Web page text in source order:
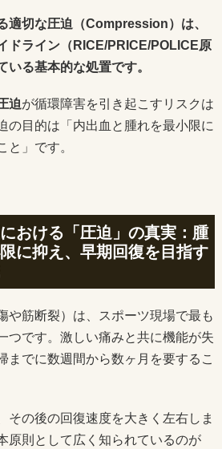
適切な圧迫（Compression）は、
ドライン（RICE/PRICE/POLICE原
いる基本的な処置です。
迫が循環障害を引き起こすリスクは
の目的は「内出血と腫れを最小限に
と」です。
おける「圧迫」の真実：腫
に抑え、早期回復を目指す
や筋断裂）は、スポーツ現場で最も
つです。激しい痛みと共に機能が失
までに数週間から数ヶ月を要するこ
その後の回復速度を大きく左右しま
原則として広く知られているのが